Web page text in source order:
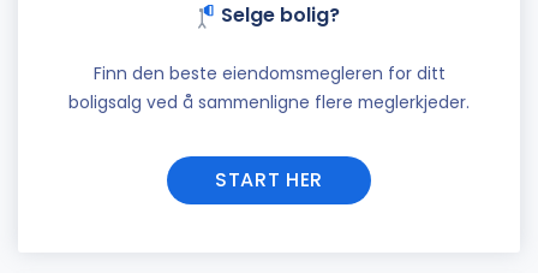
Selge bolig?
Finn den beste eiendomsmegleren for ditt
boligsalg ved å sammenligne flere meglerkjeder.
START HER